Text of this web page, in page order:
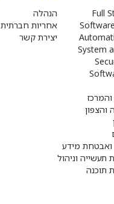
System
והצפון
ואבטחת מידע
תעשייה וניהול
תוכנה
הנהלה
אחריות חברתית
יצירת קשר